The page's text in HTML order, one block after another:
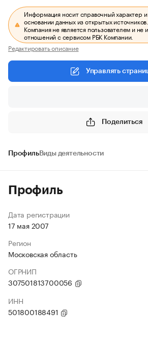
Информация носит справочный характер
основании данных из открытых источников.
Компания не является пользователем и не
отношений с сервисом РБК Компании.
Редактировать описание
Управлять
Поделиться
ПрофильВиды деятельности
Профиль
Дата регистрации
17 мая 2007
Регион
Московская область
ОГРНИП
307501813700056
ИНН
501800188491